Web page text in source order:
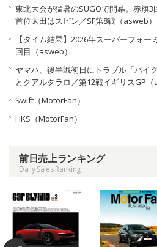
東北大会が猛暑のSUGOで開幕。赤旗3
首位太田はスピン／SF第8戦（asweb）
【タイム結果】2026年スーパーフォー
回目（asweb）
ヤマハ、後半戦初日にトラブル「バイ
とクアルタラロ／第12戦イギリスGP（
Swift（MotorFan）
HKS（MotorFan）
前日売上ランキング
Daily Sales Ranking